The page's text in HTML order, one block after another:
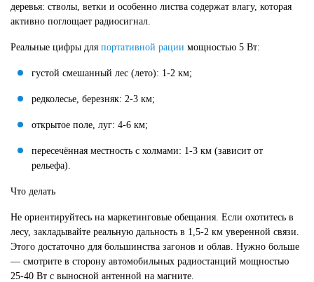
деревья: стволы, ветки и особенно листва содержат влагу, которая
активно поглощает радиосигнал.
Реальные цифры для портативной рации мощностью 5 Вт:
густой смешанный лес (лето): 1-2 км;
редколесье, березняк: 2-3 км;
открытое поле, луг: 4-6 км;
пересечённая местность с холмами: 1-3 км (зависит от
рельефа).
Что делать
Не ориентируйтесь на маркетинговые обещания. Если охотитесь в
лесу, закладывайте реальную дальность в 1,5-2 км уверенной связи.
Этого достаточно для большинства загонов и облав. Нужно больше
— смотрите в сторону автомобильных радиостанций мощностью
25-40 Вт с выносной антенной на магните.